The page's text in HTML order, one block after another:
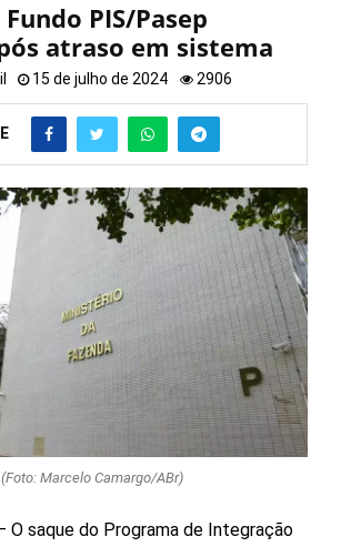
PIS/Pasep
atraso em sistema
15 de julho de 2024 2906
(Foto: Marcelo Camargo/ABr)
O saque do Programa de Integração